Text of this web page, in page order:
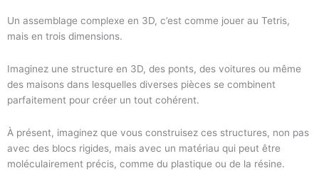
Un assemblage complexe en 3D, c’est comme jouer au Tetris,
mais en trois dimensions.
Imaginez une structure en 3D, des ponts, des voitures ou même
des maisons dans lesquelles diverses pièces se combinent
parfaitement pour créer un tout cohérent.
À présent, imaginez que vous construisez ces structures, non pas
avec des blocs rigides, mais avec un matériau qui peut être
moléculairement précis, comme du plastique ou de la résine.